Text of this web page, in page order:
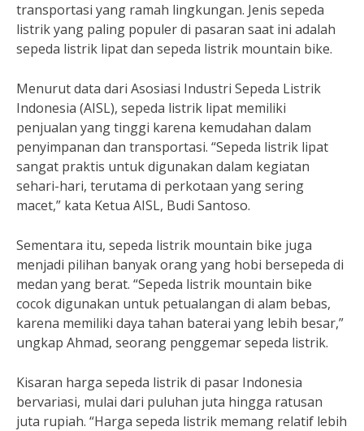
transportasi yang ramah lingkungan. Jenis sepeda
listrik yang paling populer di pasaran saat ini adalah
sepeda listrik lipat dan sepeda listrik mountain bike.
Menurut data dari Asosiasi Industri Sepeda Listrik
Indonesia (AISL), sepeda listrik lipat memiliki
penjualan yang tinggi karena kemudahan dalam
penyimpanan dan transportasi. “Sepeda listrik lipat
sangat praktis untuk digunakan dalam kegiatan
sehari-hari, terutama di perkotaan yang sering
macet,” kata Ketua AISL, Budi Santoso.
Sementara itu, sepeda listrik mountain bike juga
menjadi pilihan banyak orang yang hobi bersepeda di
medan yang berat. “Sepeda listrik mountain bike
cocok digunakan untuk petualangan di alam bebas,
karena memiliki daya tahan baterai yang lebih besar,”
ungkap Ahmad, seorang penggemar sepeda listrik.
Kisaran harga sepeda listrik di pasar Indonesia
bervariasi, mulai dari puluhan juta hingga ratusan
juta rupiah. “Harga sepeda listrik memang relatif lebih